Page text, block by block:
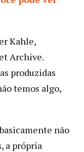
Kahle,
Archive.
produzidas
temos algo,
não
a própria